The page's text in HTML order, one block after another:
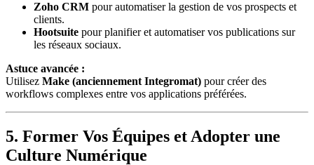
Zoho CRM pour automatiser la gestion de vos prospects et
clients.
Hootsuite pour planifier et automatiser vos publications sur
les réseaux sociaux.
Astuce avancée :
Utilisez Make (anciennement Integromat) pour créer des
workflows complexes entre vos applications préférées.
5. Former Vos Équipes et Adopter une
Culture Numérique